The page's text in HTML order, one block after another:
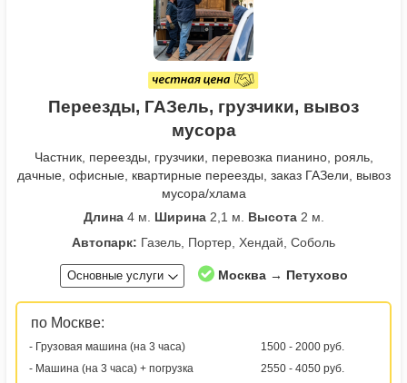
Переезды, ГАЗель, грузчики, вывоз
мусора
Частник, переезды, грузчики, перевозка пианино, рояль,
дачные, офисные, квартирные переезды, заказ ГАЗели, вывоз
мусора/хлама
Длина4 м. Ширина2,1 м. Высота2 м.
Автопарк: Газель, Портер, Хендай, Соболь
Основные услуги Москва → Петухово
по Москве:
- Грузовая машина (на 3 часа)
1500 - 2000 руб.
- Машина (на 3 часа) + погрузка
2550 - 4050 руб.